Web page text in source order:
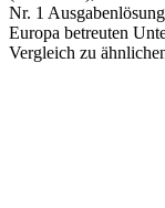
Nr. 1
Europa betreuten
Vergleich zu